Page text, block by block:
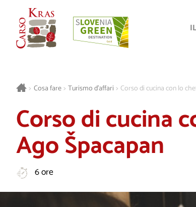
> Cosa fare > Turismo d’affari > Corso di cucina con lo
Corso di cucina
Ago Špacapan
6 ore